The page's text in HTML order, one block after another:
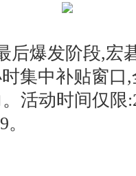
后爆发阶段,宏
集中补贴窗
活动时间仅限